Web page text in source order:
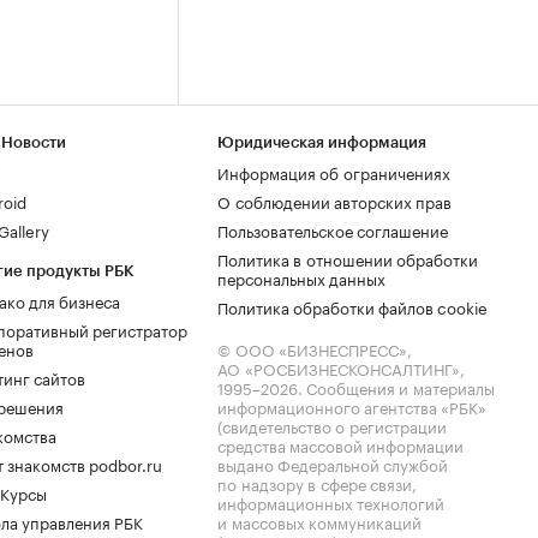
продукты РБК
для бизнеса
регистратор
сайтов
знакомств podbor.ru
управления РБК
Юридическая информация
Информация об ограничениях
О соблюдении авторских прав
Пользовательское соглашение
Политика в отношении обработки
персональных данных
Политика обработки файлов cookie
© ООО «БИЗНЕСПРЕСС»,
АО «РОСБИЗНЕСКОНСАЛТИНГ»,
1995–2026. Сообщения и материалы
информационного агентства «РБК»
(свидетельство о регистрации
средства массовой информации
выдано Федеральной службой
по надзору в сфере связи,
информационных технологий
и массовых коммуникаций